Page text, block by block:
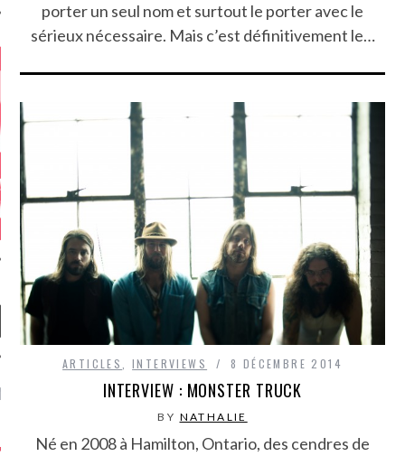
CRITIQUES
7.6
REV...
porter un seul nom et surtout le porter avec le
sérieux nécessaire. Mais c’est définitivement le…
ARTICLES ,INTERVIEWS 8 DÉCEMBRE 2014
INTERVIEW : MONSTER TRUCK
BY NATHALIE
Né en 2008 à Hamilton, Ontario, des cendres de